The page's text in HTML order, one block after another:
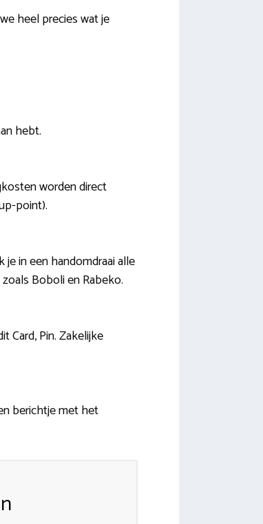
heel precies wat je
hebt.
worden direct
point).
in een handomdraai alle
Boboli en Rabeko.
Card, Pin. Zakelijke
berichtje met het